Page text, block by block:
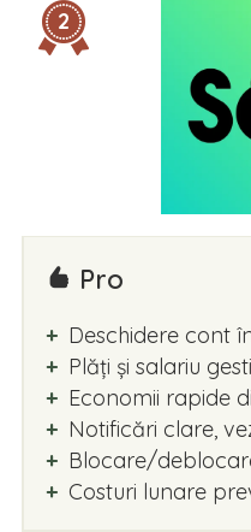
2
Pro
Deschidere cont
Plăți și salariu
Economii rapide
Notificări clare,
Blocare/
Costuri lunare